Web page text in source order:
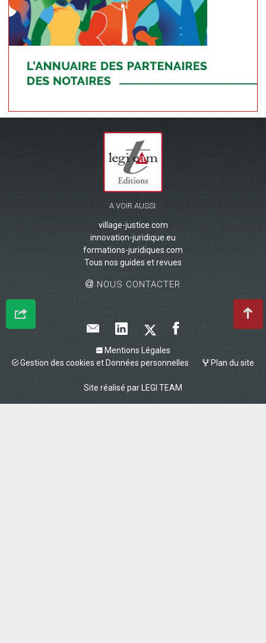
A VOIR AUSSI:
village-justice.com
innovation-juridique.eu
formations-juridiques.com
Tous nos guides et revues
NOUS CONTACTER
Mentions Légales
Gestion des cookies et Données personnelles
Plan du site
Site réalisé par LEGI TEAM